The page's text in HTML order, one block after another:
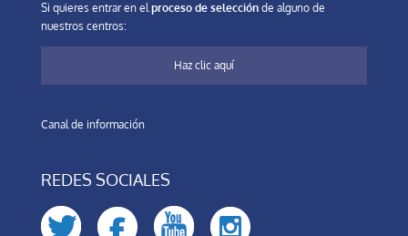
Si quieres entrar en elproceso de selecciónde alguno de
nuestros centros:
Haz clic aquí
Canal de información
REDES SOCIALES